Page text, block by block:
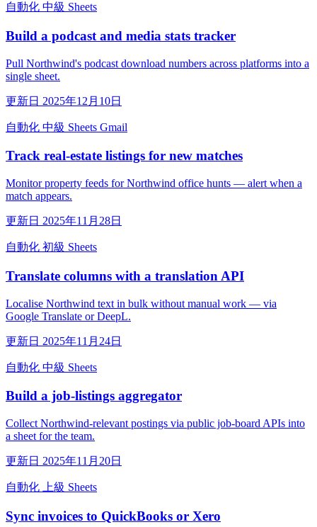
自動化 中級 Sheets
Build a podcast and media stats tracker
Pull Northwind's podcast download numbers across platforms into a
single sheet.
更新日 2025年12月10日
自動化 中級 Sheets Gmail
Track real-estate listings for new matches
Monitor property feeds for Northwind office hunts — alert when a
match appears.
更新日 2025年11月28日
自動化 初級 Sheets
Translate columns with a translation API
Localise Northwind text in bulk without manual work — via
Google Translate or DeepL.
更新日 2025年11月24日
自動化 中級 Sheets
Build a job-listings aggregator
Collect Northwind-relevant postings via public job-board APIs into
a sheet for the team.
更新日 2025年11月20日
自動化 上級 Sheets
Sync invoices to QuickBooks or Xero